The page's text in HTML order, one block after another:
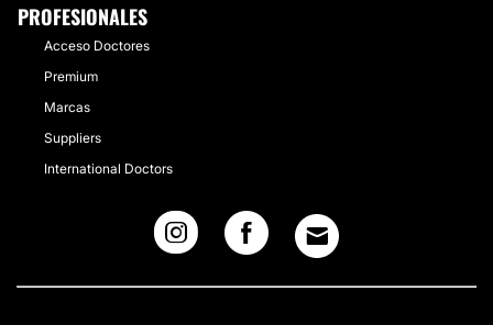
PROFESIONALES
Acceso Doctores
Premium
Marcas
Suppliers
International Doctors